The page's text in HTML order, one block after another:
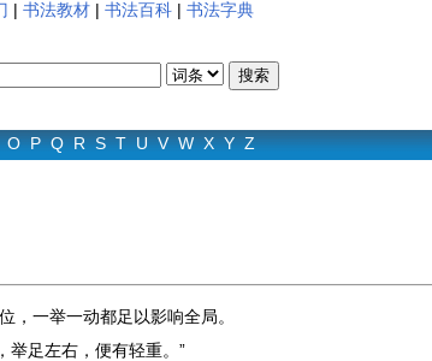
| 书法教材 | 书法百科 | 书法字典
O P Q R S T U V W X Y Z
，一举一动都足以影响全局。
举足左右，便有轻重。”